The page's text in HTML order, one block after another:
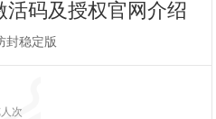
码及授权官网介绍
封稳定版
次